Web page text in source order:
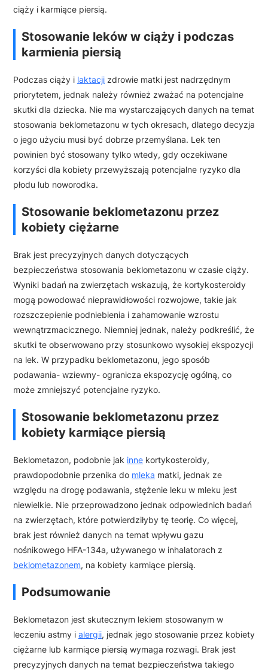
ciąży i karmiące piersią.
Stosowanie leków w ciąży i podczas
karmienia piersią
Podczas ciąży i laktacji zdrowie matki jest nadrzędnym
priorytetem, jednak należy również zważać na potencjalne
skutki dla dziecka. Nie ma wystarczających danych na temat
stosowania beklometazonu w tych okresach, dlatego decyzja
o jego użyciu musi być dobrze przemyślana. Lek ten
powinien być stosowany tylko wtedy, gdy oczekiwane
korzyści dla kobiety przewyższają potencjalne ryzyko dla
płodu lub noworodka.
Stosowanie beklometazonu przez
kobiety ciężarne
Brak jest precyzyjnych danych dotyczących
bezpieczeństwa stosowania beklometazonu w czasie ciąży.
Wyniki badań na zwierzętach wskazują, że kortykosteroidy
mogą powodować nieprawidłowości rozwojowe, takie jak
rozszczepienie podniebienia i zahamowanie wzrostu
wewnątrzmacicznego. Niemniej jednak, należy podkreślić, że
skutki te obserwowano przy stosunkowo wysokiej ekspozycji
na lek. W przypadku beklometazonu, jego sposób
podawania- wziewny- ogranicza ekspozycję ogólną, co
może zmniejszyć potencjalne ryzyko.
Stosowanie beklometazonu przez
kobiety karmiące piersią
Beklometazon, podobnie jak inne kortykosteroidy,
prawdopodobnie przenika do mleka matki, jednak ze
względu na drogę podawania, stężenie leku w mleku jest
niewielkie. Nie przeprowadzono jednak odpowiednich badań
na zwierzętach, które potwierdziłyby tę teorię. Co więcej,
brak jest również danych na temat wpływu gazu
nośnikowego HFA-134a, używanego w inhalatorach z
beklometazonem, na kobiety karmiące piersią.
Podsumowanie
Beklometazon jest skutecznym lekiem stosowanym w
leczeniu astmy i alergii, jednak jego stosowanie przez kobiety
ciężarne lub karmiące piersią wymaga rozwagi. Brak jest
precyzyjnych danych na temat bezpieczeństwa takiego